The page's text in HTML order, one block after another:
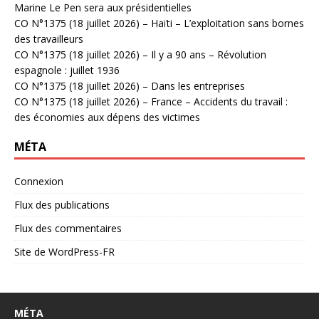
Marine Le Pen sera aux présidentielles
CO N°1375 (18 juillet 2026) – Haïti – L’exploitation sans bornes
des travailleurs
CO N°1375 (18 juillet 2026) – Il y a 90 ans – Révolution
espagnole : juillet 1936
CO N°1375 (18 juillet 2026) – Dans les entreprises
CO N°1375 (18 juillet 2026) – France – Accidents du travail :
des économies aux dépens des victimes
MÉTA
Connexion
Flux des publications
Flux des commentaires
Site de WordPress-FR
MÉTA